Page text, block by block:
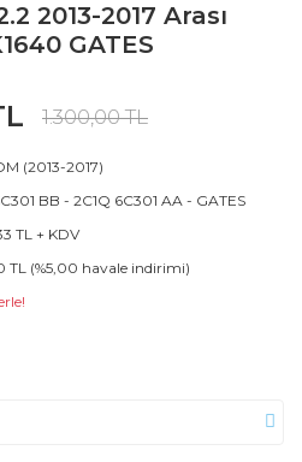
2013-2017 Arası
GATES
1.300,00 TL
(2013-2017)
BB - 2C1Q 6C301 AA - GATES
TL + KDV
TL (%5,00 havale indirimi)